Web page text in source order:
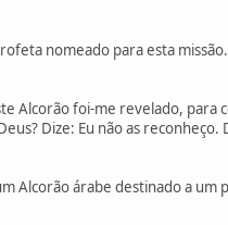
nomeado para esta missão.
Alcorão foi-me revelado, para
Dize: Eu não as reconheço.
Alcorão árabe destinado a um